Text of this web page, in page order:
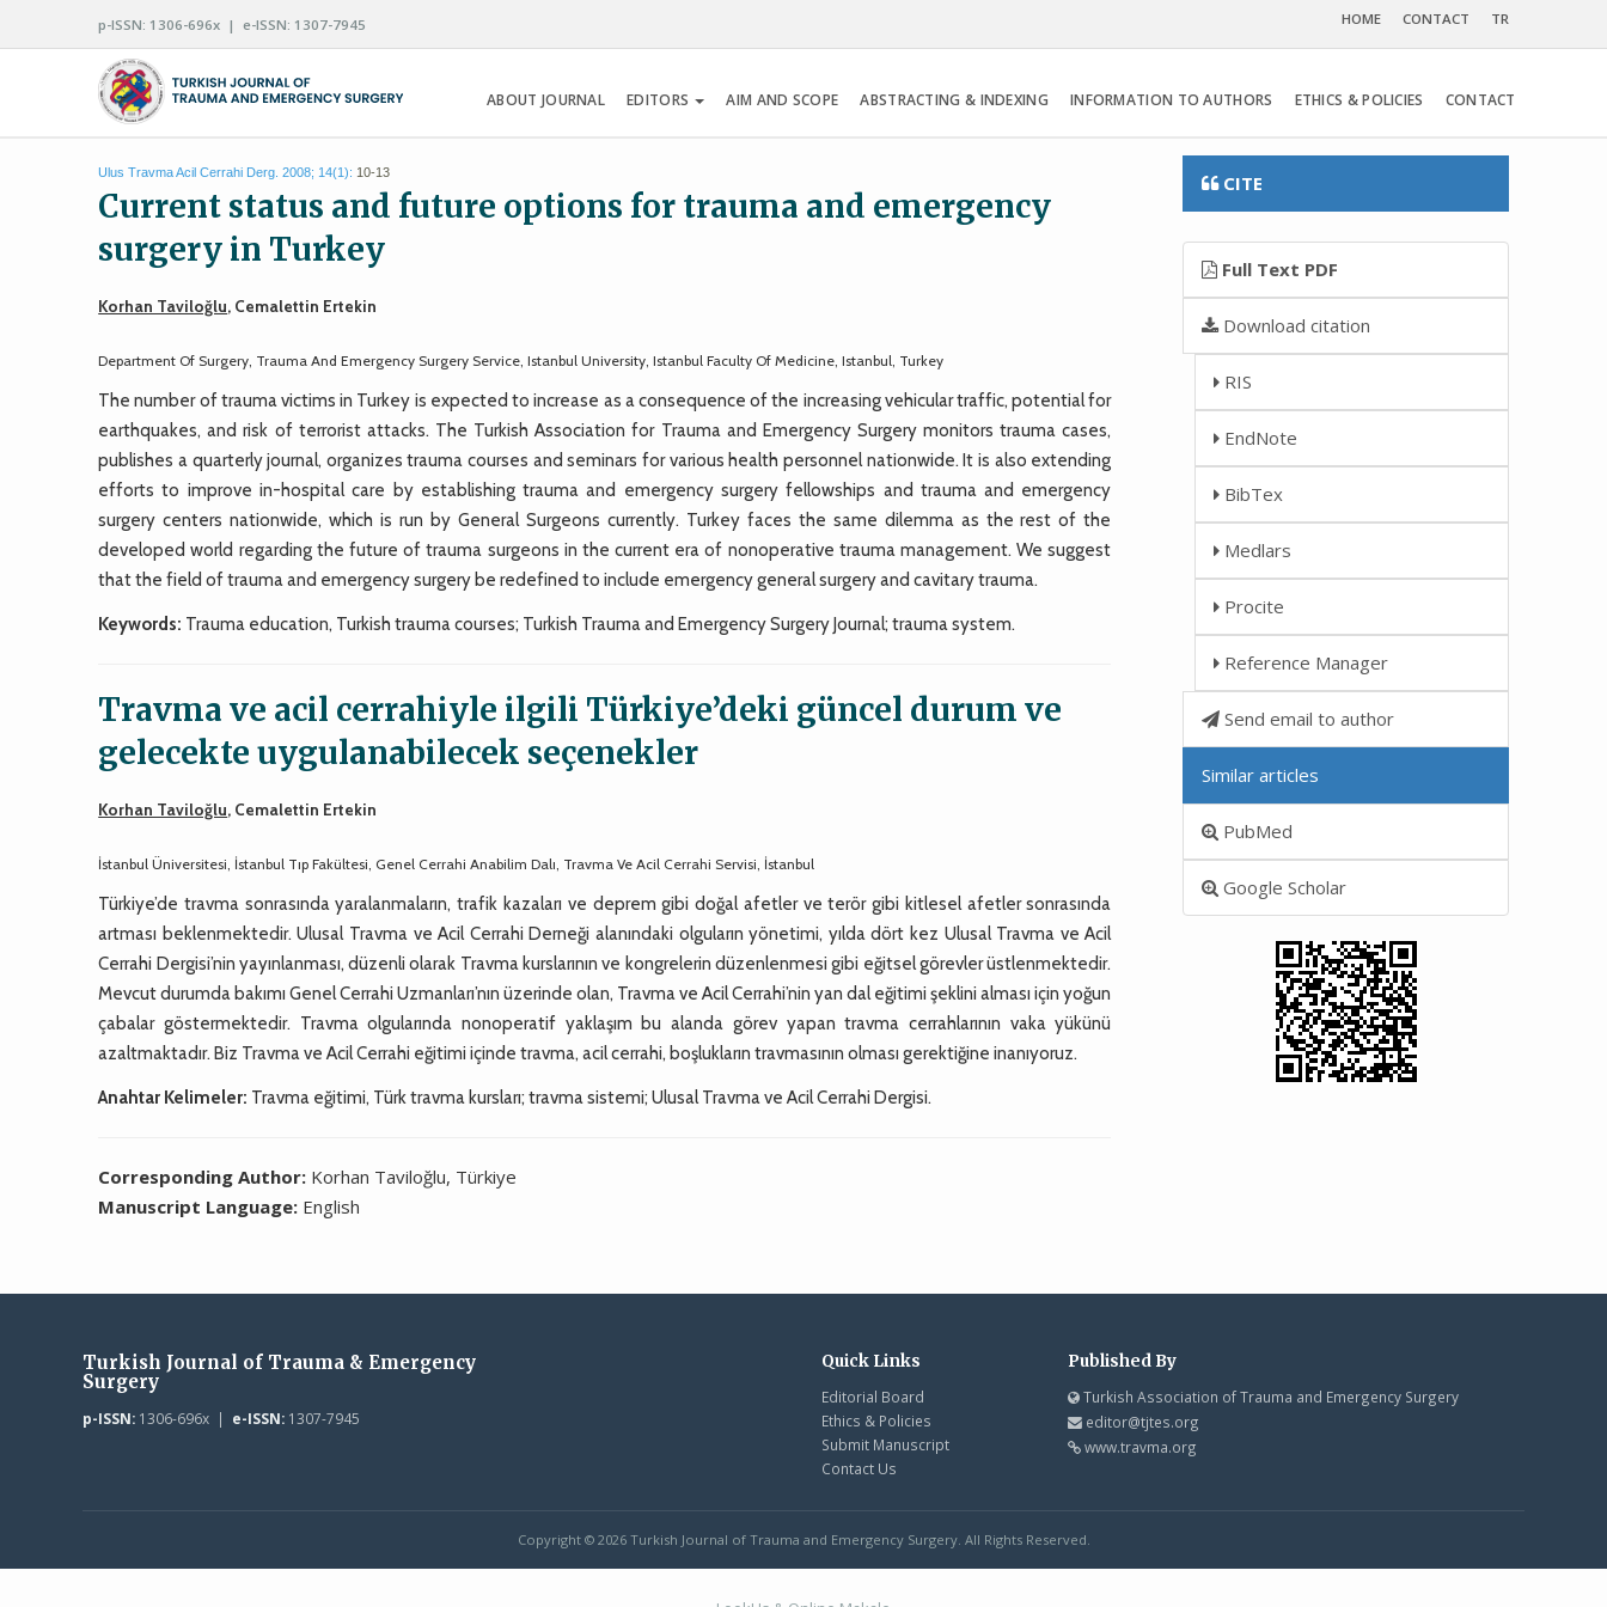
p-ISSN: 1306-696x | e-ISSN: 1307-7945 HOME CONTACT TR
ABOUT JOURNAL EDITORS AIM AND SCOPE ABSTRACTING & INDEXING INFORMATION TO AUTHORS ETHICS & POLICIES CONTACT
Ulus Travma Acil Cerrahi Derg. 2008; 14(1): 10-13
Current status and future options for trauma and emergency
surgery in Turkey
Korhan Taviloğlu, Cemalettin Ertekin
Department Of Surgery, Trauma And Emergency Surgery Service, Istanbul University, Istanbul Faculty Of Medicine, Istanbul, Turkey
The number of trauma victims in Turkey is expected to increase as a consequence of the increasing vehicular traffic, potential for
earthquakes, and risk of terrorist attacks. The Turkish Association for Trauma and Emergency Surgery monitors trauma cases,
publishes a quarterly journal, organizes trauma courses and seminars for various health personnel nationwide. It is also extending
efforts to improve in-hospital care by establishing trauma and emergency surgery fellowships and trauma and emergency
surgery centers nationwide, which is run by General Surgeons currently. Turkey faces the same dilemma as the rest of the
developed world regarding the future of trauma surgeons in the current era of nonoperative trauma management. We suggest
that the field of trauma and emergency surgery be redefined to include emergency general surgery and cavitary trauma.
Keywords: Trauma education, Turkish trauma courses; Turkish Trauma and Emergency Surgery Journal; trauma system.
Travma ve acil cerrahiyle ilgili Türkiye’deki güncel durum ve
gelecekte uygulanabilecek seçenekler
Korhan Taviloğlu, Cemalettin Ertekin
İstanbul Üniversitesi, İstanbul Tıp Fakültesi, Genel Cerrahi Anabilim Dalı, Travma Ve Acil Cerrahi Servisi, İstanbul
Türkiye’de travma sonrasında yaralanmaların, trafik kazaları ve deprem gibi doğal afetler ve terör gibi kitlesel afetler sonrasında
artması beklenmektedir. Ulusal Travma ve Acil Cerrahi Derneği alanındaki olguların yönetimi, yılda dört kez Ulusal Travma ve Acil
Cerrahi Dergisi’nin yayınlanması, düzenli olarak Travma kurslarının ve kongrelerin düzenlenmesi gibi eğitsel görevler üstlenmektedir.
Mevcut durumda bakımı Genel Cerrahi Uzmanları’nın üzerinde olan, Travma ve Acil Cerrahi’nin yan dal eğitimi şeklini alması için yoğun
çabalar göstermektedir. Travma olgularında nonoperatif yaklaşım bu alanda görev yapan travma cerrahlarının vaka yükünü
azaltmaktadır. Biz Travma ve Acil Cerrahi eğitimi içinde travma, acil cerrahi, boşlukların travmasının olması gerektiğine inanıyoruz.
Anahtar Kelimeler: Travma eğitimi, Türk travma kursları; travma sistemi; Ulusal Travma ve Acil Cerrahi Dergisi.
Corresponding Author: Korhan Taviloğlu, Türkiye
Manuscript Language: English
CITE
Full Text PDF
Download citation
RIS
EndNote
BibTex
Medlars
Procite
Reference Manager
Send email to author
Similar articles
PubMed
Google Scholar
Turkish Journal of Trauma & Emergency
Surgery
p-ISSN:1306-696x | e-ISSN:1307-7945
Quick Links
Editorial Board
Ethics & Policies
Submit Manuscript
Contact Us
Published By
Turkish Association of Trauma and Emergency Surgery
editor@tjtes.org
www.travma.org
Copyright © 2026 Turkish Journal of Trauma and Emergency Surgery. All Rights Reserved.